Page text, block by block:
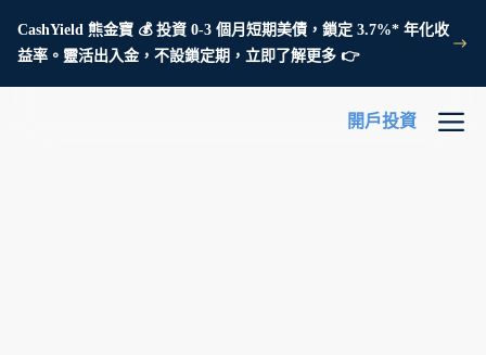
CashYield 熊金寶 💰 投資 0-3 個月短期美債，鎖定 3.7%* 年化收
益率。靈活出入金，不設鎖定期，立即了解更多 👉
開戶投資